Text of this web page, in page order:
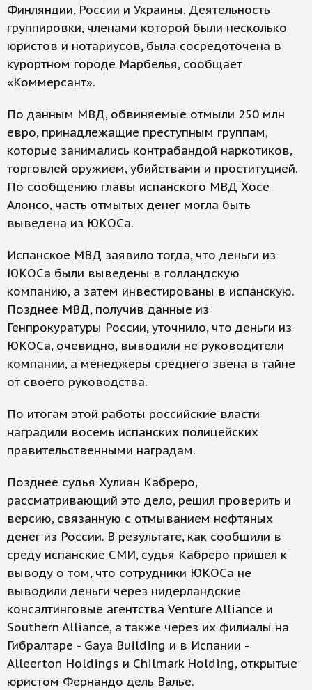
Финляндии, России и Украины. Деятельность
группировки, членами которой были несколько
юристов и нотариусов, была сосредоточена в
курортном городе Марбелья, сообщает
«Коммерсант».
По данным МВД, обвиняемые отмыли 250 млн
евро, принадлежащие преступным группам,
которые занимались контрабандой наркотиков,
торговлей оружием, убийствами и проституцией.
По сообщению главы испанского МВД Хосе
Алонсо, часть отмытых денег могла быть
выведена из ЮКОСа.
Испанское МВД заявило тогда, что деньги из
ЮКОСа были выведены в голландскую
компанию, а затем инвестированы в испанскую.
Позднее МВД, получив данные из
Генпрокуратуры России, уточнило, что деньги из
ЮКОСа, очевидно, выводили не руководители
компании, а менеджеры среднего звена в тайне
от своего руководства.
По итогам этой работы российские власти
наградили восемь испанских полицейских
правительственными наградам.
Позднее судья Хулиан Кабреро,
рассматривающий это дело, решил проверить и
версию, связанную с отмыванием нефтяных
денег из России. В результате, как сообщили в
среду испанские СМИ, судья Кабреро пришел к
выводу о том, что сотрудники ЮКОСа не
выводили деньги через нидерландские
консалтинговые агентства Venture Alliance и
Southern Alliance, а также через их филиалы на
Гибралтаре - Gaya Building и в Испании -
Alleerton Holdings и Chilmark Holding, открытые
юристом Фернандо дель Валье.